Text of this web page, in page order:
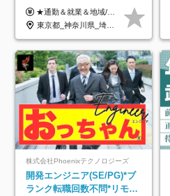
オリジナル研修をご用
意/AI・IoT/残業平均8時間
★通勤＆就業＆地域/住宅＆役職手当あり ★残業代は全額支給 ★選べる給与制度あり！ ■東京・神奈川・千葉・埼玉勤務の場合 月給24.5万円～55万円＋諸手当 （残業代は全額支給） (20,000円の地域/住宅手当込み) ■愛知・京都・大阪・兵庫勤務の場合 月給24万円以上＋諸手当 （残業代は全額支給） (15,000円の地域/住宅手当込み) ■茨城・栃木・群馬・静岡・三重・滋賀・広島・福岡勤務の場合 月給23.5万円以上＋諸手当 （残業代は全額支給） (10,000円の地域/住宅手当込み) ■北海道・宮城・山梨・長野・岐阜・奈良・和歌山・岡山勤務の場合 月給23万円以上＋諸手当 （残業代は全額支給） (5,000円の地域/住宅手当込み) ■その他のエリア勤務の場合 月給22.5万円以上＋諸手当 （残業代は全額支給） ※経験や能力を考慮し、当社規定により優遇します 【昇給：年一回実施】 【選べる給与制度】 ★収入を重視する方に… 「変動型人事制度」の選択も可能（派遣先からの評価に応じて収入アップ！） ※年2回のタイミングで希望者と面談の上決定します。
東京都_神奈川県_埼玉県_千葉県_大阪府_愛知県_北海道_岩手県_宮城県_山形県_福島県_茨城県_栃木県_群馬県_山梨県_長野県_富山県_石川県_静岡県_岐阜県_三重県_兵庫県_京都府_滋賀県_奈良県_広島県_岡山県_山口県_愛媛県_福岡県_熊本県_長崎県
株式会社Phoenixテクノロジーズ
開発エンジニア(SE/PG)*ブ
ランク転職回数不問*リモー